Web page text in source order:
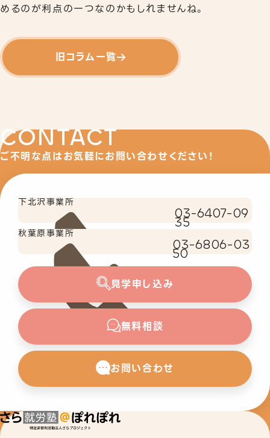
めるのが利点の一つなのかもしれませんね。
旧コラム一覧
CONTACT
ご不明な点はお気軽にお問い合わせください！
下北沢事業所
03-6407-09
35
秋葉原事業所
03-6806-03
50
見学申し込み
無料相談
お問い合わせ